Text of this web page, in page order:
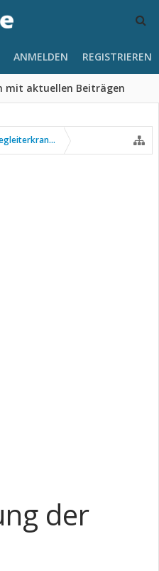
mit aktuellen Beiträgen
ANMELDEN REGISTRIEREN
der